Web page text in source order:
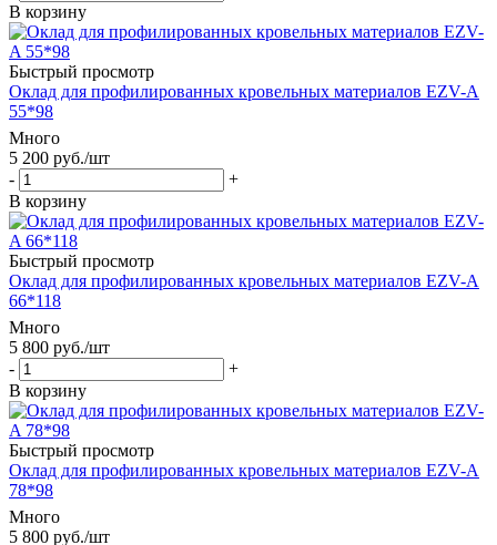
В корзину
Быстрый просмотр
Оклад для профилированных кровельных материалов EZV-A
55*98
Много
5 200 руб./шт
-
+
В корзину
Быстрый просмотр
Оклад для профилированных кровельных материалов EZV-A
66*118
Много
5 800 руб./шт
-
+
В корзину
Быстрый просмотр
Оклад для профилированных кровельных материалов EZV-A
78*98
Много
5 800 руб./шт